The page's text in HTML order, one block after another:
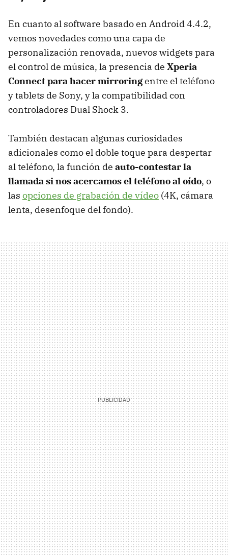
En cuanto al software basado en Android 4.4.2,
vemos novedades como una capa de
personalización renovada, nuevos widgets para
el control de música, la presencia de Xperia
Connect para hacer mirroringentre el teléfono
y tablets de Sony, y la compatibilidad con
controladores Dual Shock 3.
También destacan algunas curiosidades
adicionales como el doble toque para despertar
al teléfono, la función de auto-contestar la
llamada si nos acercamos el teléfono al oído, o
las opciones de grabación de vídeo (4K, cámara
lenta, desenfoque del fondo).